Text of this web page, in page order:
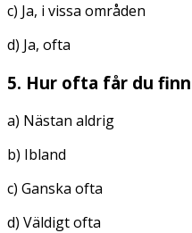
c) Ja, i vissa områden
d) Ja, ofta
5. Hur ofta får du
a) Nästan aldrig
b) Ibland
c) Ganska ofta
d) Väldigt ofta